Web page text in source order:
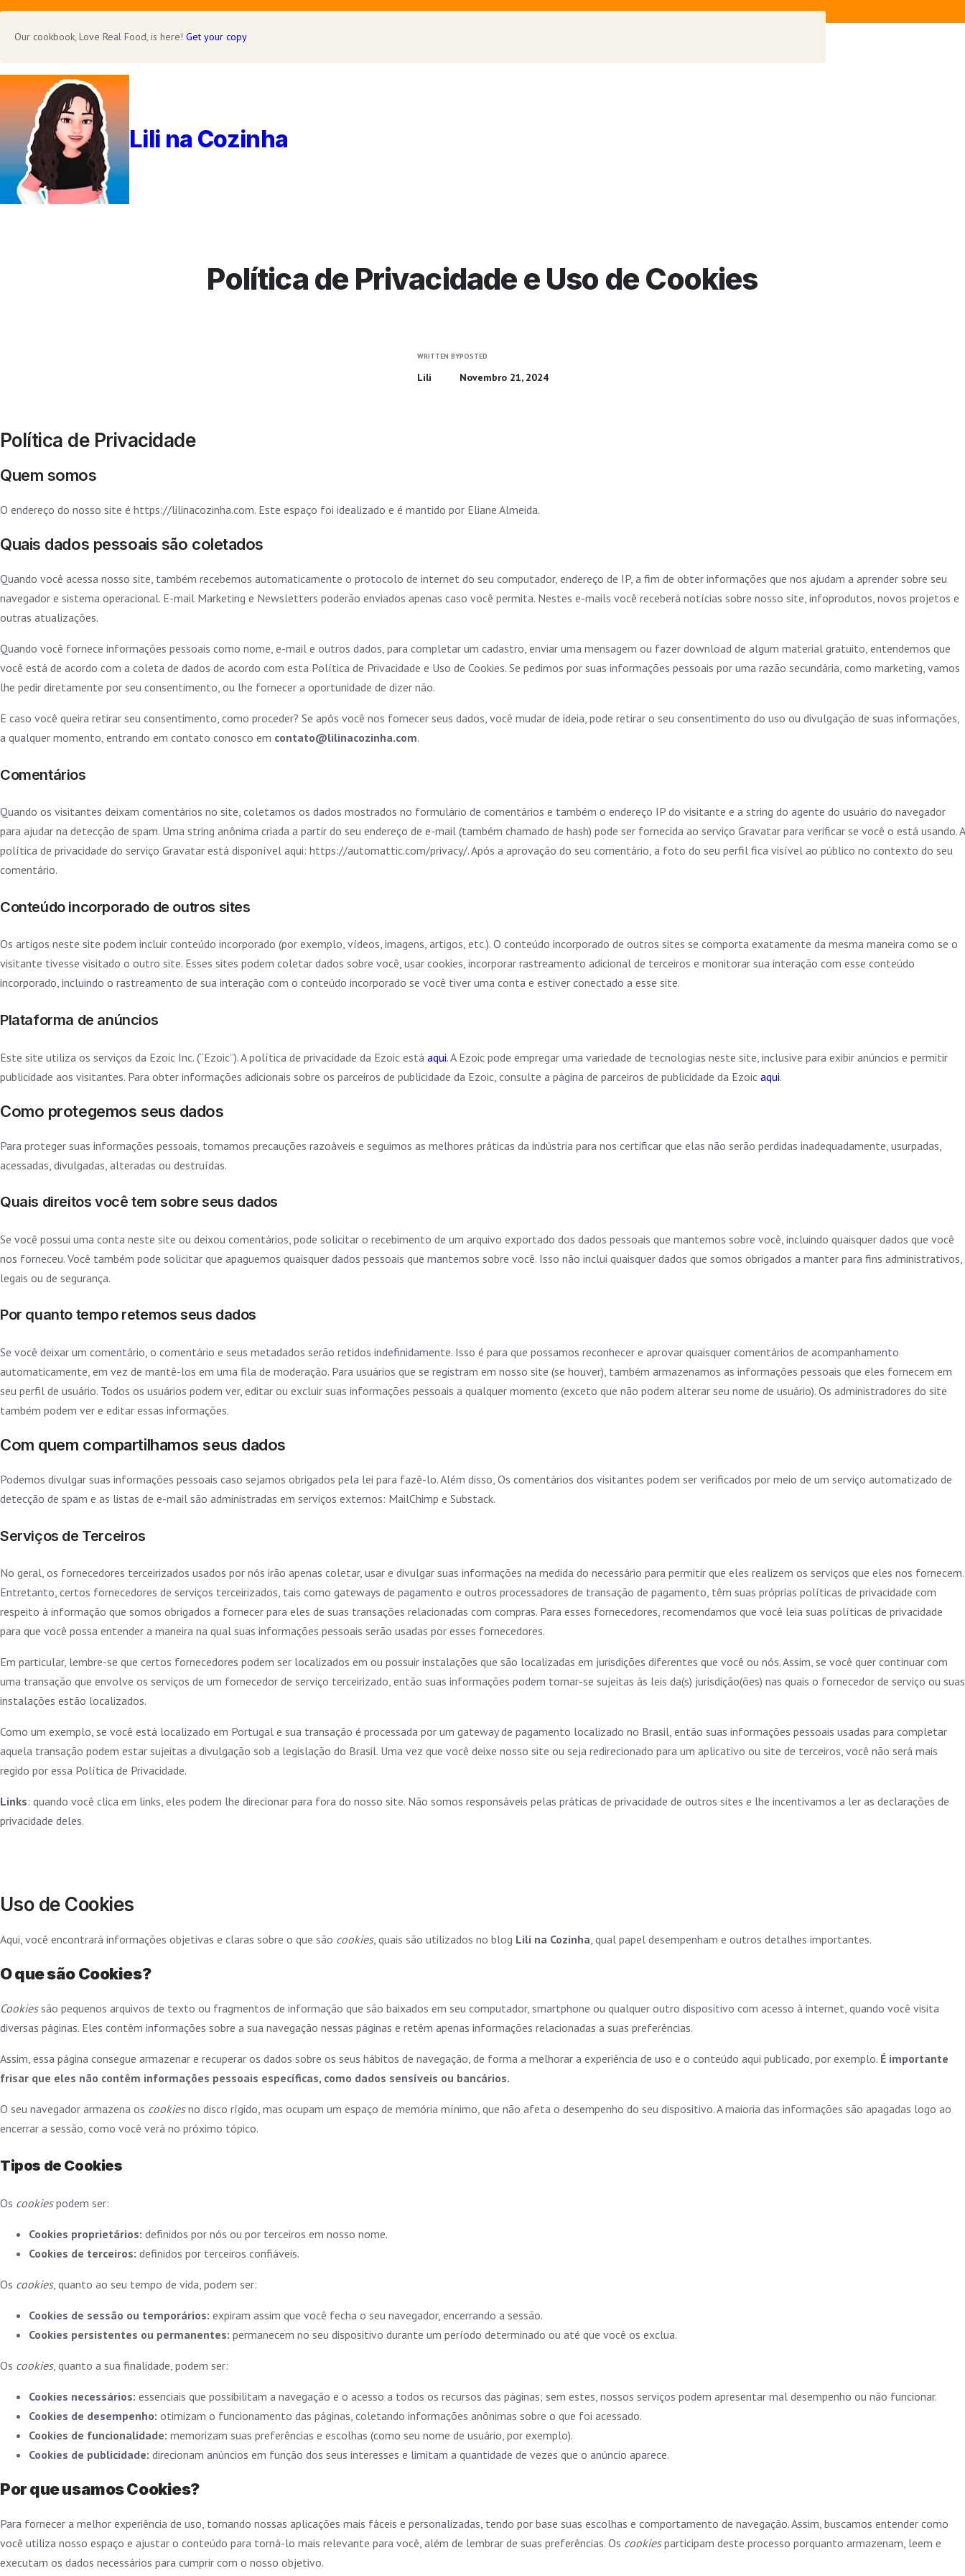
Our cookbook, Love Real Food, is here! Get your copy
Lili na Cozinha
Política de Privacidade e Uso de Cookies
WRITTEN BY
Lili
POSTED
Novembro 21, 2024
Política de Privacidade
Quem somos
O endereço do nosso site é https://lilinacozinha.com. Este espaço foi idealizado e é mantido por Eliane Almeida.
Quais dados pessoais são coletados
Quando você acessa nosso site, também recebemos automaticamente o protocolo de internet do seu computador, endereço de IP, a fim de obter informações que nos ajudam a aprender sobre seu
navegador e sistema operacional. E-mail Marketing e Newsletters poderão enviados apenas caso você permita. Nestes e-mails você receberá notícias sobre nosso site, infoprodutos, novos projetos e
outras atualizações.
Quando você fornece informações pessoais como nome, e-mail e outros dados, para completar um cadastro, enviar uma mensagem ou fazer download de algum material gratuito, entendemos que
você está de acordo com a coleta de dados de acordo com esta Política de Privacidade e Uso de Cookies. Se pedimos por suas informações pessoais por uma razão secundária, como marketing, vamos
lhe pedir diretamente por seu consentimento, ou lhe fornecer a oportunidade de dizer não.
E caso você queira retirar seu consentimento, como proceder? Se após você nos fornecer seus dados, você mudar de ideia, pode retirar o seu consentimento do uso ou divulgação de suas informações,
a qualquer momento, entrando em contato conosco em contato@lilinacozinha.com.
Comentários
Quando os visitantes deixam comentários no site, coletamos os dados mostrados no formulário de comentários e também o endereço IP do visitante e a string do agente do usuário do navegador
para ajudar na detecção de spam. Uma string anônima criada a partir do seu endereço de e-mail (também chamado de hash) pode ser fornecida ao serviço Gravatar para verificar se você o está usando. A
política de privacidade do serviço Gravatar está disponível aqui: https://automattic.com/privacy/. Após a aprovação do seu comentário, a foto do seu perfil fica visível ao público no contexto do seu
comentário.
Conteúdo incorporado de outros sites
Os artigos neste site podem incluir conteúdo incorporado (por exemplo, vídeos, imagens, artigos, etc.). O conteúdo incorporado de outros sites se comporta exatamente da mesma maneira como se o
visitante tivesse visitado o outro site. Esses sites podem coletar dados sobre você, usar cookies, incorporar rastreamento adicional de terceiros e monitorar sua interação com esse conteúdo
incorporado, incluindo o rastreamento de sua interação com o conteúdo incorporado se você tiver uma conta e estiver conectado a esse site.
Plataforma de anúncios
Este site utiliza os serviços da Ezoic Inc. (“Ezoic”). A política de privacidade da Ezoic está aqui. A Ezoic pode empregar uma variedade de tecnologias neste site, inclusive para exibir anúncios e permitir
publicidade aos visitantes. Para obter informações adicionais sobre os parceiros de publicidade da Ezoic, consulte a página de parceiros de publicidade da Ezoic aqui.
Como protegemos seus dados
Para proteger suas informações pessoais, tomamos precauções razoáveis e seguimos as melhores práticas da indústria para nos certificar que elas não serão perdidas inadequadamente, usurpadas,
acessadas, divulgadas, alteradas ou destruídas.
Quais direitos você tem sobre seus dados
Se você possui uma conta neste site ou deixou comentários, pode solicitar o recebimento de um arquivo exportado dos dados pessoais que mantemos sobre você, incluindo quaisquer dados que você
nos forneceu. Você também pode solicitar que apaguemos quaisquer dados pessoais que mantemos sobre você. Isso não inclui quaisquer dados que somos obrigados a manter para fins administrativos,
legais ou de segurança.
Por quanto tempo retemos seus dados
Se você deixar um comentário, o comentário e seus metadados serão retidos indefinidamente. Isso é para que possamos reconhecer e aprovar quaisquer comentários de acompanhamento
automaticamente, em vez de mantê-los em uma fila de moderação. Para usuários que se registram em nosso site (se houver), também armazenamos as informações pessoais que eles fornecem em
seu perfil de usuário. Todos os usuários podem ver, editar ou excluir suas informações pessoais a qualquer momento (exceto que não podem alterar seu nome de usuário). Os administradores do site
também podem ver e editar essas informações.
Com quem compartilhamos seus dados
Podemos divulgar suas informações pessoais caso sejamos obrigados pela lei para fazê-lo. Além disso, Os comentários dos visitantes podem ser verificados por meio de um serviço automatizado de
detecção de spam e as listas de e-mail são administradas em serviços externos: MailChimp e Substack.
Serviços de Terceiros
No geral, os fornecedores terceirizados usados por nós irão apenas coletar, usar e divulgar suas informações na medida do necessário para permitir que eles realizem os serviços que eles nos fornecem.
Entretanto, certos fornecedores de serviços terceirizados, tais como gateways de pagamento e outros processadores de transação de pagamento, têm suas próprias políticas de privacidade com
respeito à informação que somos obrigados a fornecer para eles de suas transações relacionadas com compras. Para esses fornecedores, recomendamos que você leia suas políticas de privacidade
para que você possa entender a maneira na qual suas informações pessoais serão usadas por esses fornecedores.
Em particular, lembre-se que certos fornecedores podem ser localizados em ou possuir instalações que são localizadas em jurisdições diferentes que você ou nós. Assim, se você quer continuar com
uma transação que envolve os serviços de um fornecedor de serviço terceirizado, então suas informações podem tornar-se sujeitas às leis da(s) jurisdição(ões) nas quais o fornecedor de serviço ou suas
instalações estão localizados.
Como um exemplo, se você está localizado em Portugal e sua transação é processada por um gateway de pagamento localizado no Brasil, então suas informações pessoais usadas para completar
aquela transação podem estar sujeitas a divulgação sob a legislação do Brasil. Uma vez que você deixe nosso site ou seja redirecionado para um aplicativo ou site de terceiros, você não será mais
regido por essa Política de Privacidade.
Links: quando você clica em links, eles podem lhe direcionar para fora do nosso site. Não somos responsáveis pelas práticas de privacidade de outros sites e lhe incentivamos a ler as declarações de
privacidade deles.
Uso de Cookies
Aqui, você encontrará informações objetivas e claras sobre o que são cookies, quais são utilizados no blog Lili na Cozinha, qual papel desempenham e outros detalhes importantes.
O que são Cookies?
Cookiessão pequenos arquivos de texto ou fragmentos de informação que são baixados em seu computador, smartphone ou qualquer outro dispositivo com acesso à internet, quando você visita
diversas páginas. Eles contêm informações sobre a sua navegação nessas páginas e retêm apenas informações relacionadas a suas preferências.
Assim, essa página consegue armazenar e recuperar os dados sobre os seus hábitos de navegação, de forma a melhorar a experiência de uso e o conteúdo aqui publicado, por exemplo. É importante
frisar que eles não contêm informações pessoais específicas, como dados sensíveis ou bancários.
O seu navegador armazena os cookiesno disco rígido, mas ocupam um espaço de memória mínimo, que não afeta o desempenho do seu dispositivo. A maioria das informações são apagadas logo ao
encerrar a sessão, como você verá no próximo tópico.
Tipos de Cookies
Os cookiespodem ser:
Cookies proprietários: definidos por nós ou por terceiros em nosso nome.
Cookies de terceiros: definidos por terceiros confiáveis.
Os cookies, quanto ao seu tempo de vida, podem ser:
Cookies de sessão ou temporários: expiram assim que você fecha o seu navegador, encerrando a sessão.
Cookies persistentes ou permanentes: permanecem no seu dispositivo durante um período determinado ou até que você os exclua.
Os cookies, quanto a sua finalidade, podem ser:
Cookies necessários: essenciais que possibilitam a navegação e o acesso a todos os recursos das páginas; sem estes, nossos serviços podem apresentar mal desempenho ou não funcionar.
Cookies de desempenho: otimizam o funcionamento das páginas, coletando informações anônimas sobre o que foi acessado.
Cookies de funcionalidade: memorizam suas preferências e escolhas (como seu nome de usuário, por exemplo).
Cookies de publicidade: direcionam anúncios em função dos seus interesses e limitam a quantidade de vezes que o anúncio aparece.
Por que usamos Cookies?
Para fornecer a melhor experiência de uso, tornando nossas aplicações mais fáceis e personalizadas, tendo por base suas escolhas e comportamento de navegação. Assim, buscamos entender como
você utiliza nosso espaço e ajustar o conteúdo para torná-lo mais relevante para você, além de lembrar de suas preferências. Os cookiesparticipam deste processo porquanto armazenam, leem e
executam os dados necessários para cumprir com o nosso objetivo.